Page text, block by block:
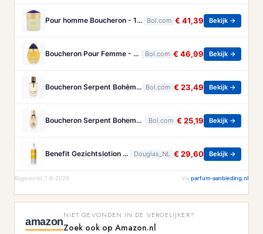
Pour homme Boucheron - 100 ml - Eau de parfum Bol.com € 41,39 Bekijk →
Boucheron Pour Femme - 100ml - Eau de toilette Bol.com € 46,99 Bekijk →
Boucheron Serpent Bohème Eau de Parfum 50 ml Bol.com € 23,49 Bekijk →
Boucheron Serpent Boheme Eau de parfum spray 30 ml Bol.com € 25,19 Bekijk →
Benefit Gezichtslotion The POREfessional Gezichtstoner Unisex 133ml Douglas_NL € 29,60 Bekijk →
Bijgewerkt 7-8-2026 Via parfum-aanbieding.nl
amazon
NIET GEVONDEN IN DE VERGELIJKER?
Zoek ook op Amazon.nl